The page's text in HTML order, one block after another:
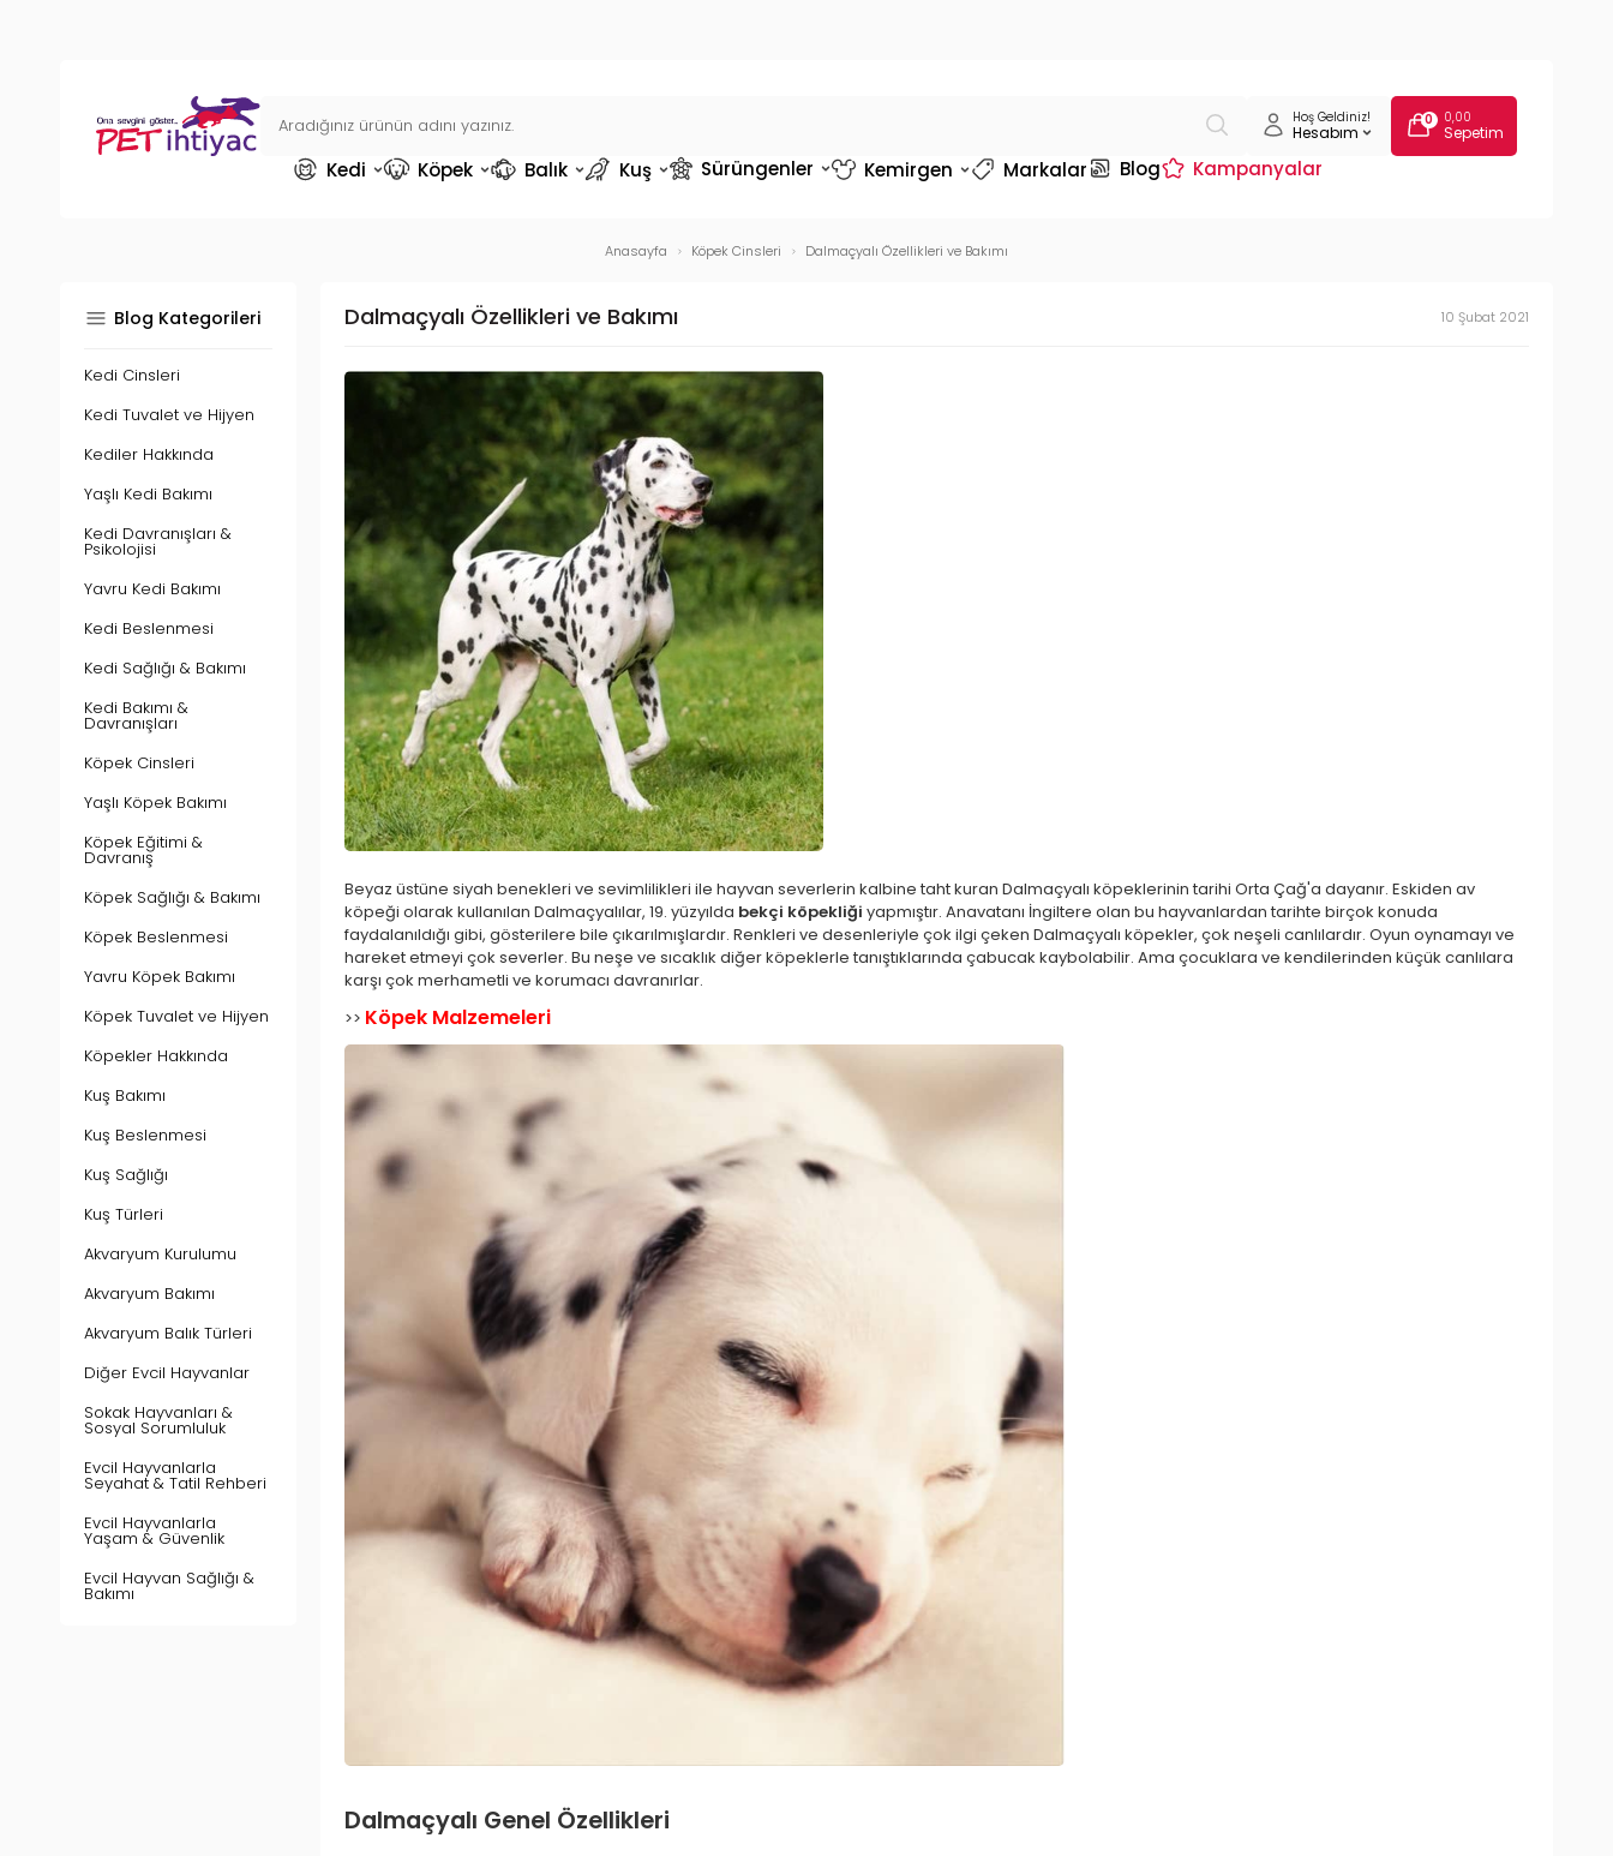
Hoş Geldiniz!
Hesabım
0 0,00
Sepetim
Kedi Köpek Balık Kuş Sürüngenler Kemirgen Markalar Blog Kampanyalar
Anasayfa Köpek Cinsleri Dalmaçyalı Özellikleri ve Bakımı
Blog Kategorileri
Kedi Cinsleri
Kedi Tuvalet ve Hijyen
Kediler Hakkında
Yaşlı Kedi Bakımı
Kedi Davranışları &
Psikolojisi
Yavru Kedi Bakımı
Kedi Beslenmesi
Kedi Sağlığı & Bakımı
Kedi Bakımı &
Davranışları
Köpek Cinsleri
Yaşlı Köpek Bakımı
Köpek Eğitimi &
Davranış
Köpek Sağlığı & Bakımı
Köpek Beslenmesi
Yavru Köpek Bakımı
Köpek Tuvalet ve Hijyen
Köpekler Hakkında
Kuş Bakımı
Kuş Beslenmesi
Kuş Sağlığı
Kuş Türleri
Akvaryum Kurulumu
Akvaryum Bakımı
Akvaryum Balık Türleri
Diğer Evcil Hayvanlar
Sokak Hayvanları &
Sosyal Sorumluluk
Evcil Hayvanlarla
Seyahat & Tatil Rehberi
Evcil Hayvanlarla
Yaşam & Güvenlik
Evcil Hayvan Sağlığı &
Bakımı
Dalmaçyalı Özellikleri ve Bakımı 10 Şubat 2021
Beyaz üstüne siyah benekleri ve sevimlilikleri ile hayvan severlerin kalbine taht kuran Dalmaçyalı köpeklerinin tarihi Orta Çağ'a dayanır. Eskiden av
köpeği olarak kullanılan Dalmaçyalılar, 19. yüzyılda bekçi köpekliği yapmıştır. Anavatanı İngiltere olan bu hayvanlardan tarihte birçok konuda
faydalanıldığı gibi, gösterilere bile çıkarılmışlardır. Renkleri ve desenleriyle çok ilgi çeken Dalmaçyalı köpekler, çok neşeli canlılardır. Oyun oynamayı ve
hareket etmeyi çok severler. Bu neşe ve sıcaklık diğer köpeklerle tanıştıklarında çabucak kaybolabilir. Ama çocuklara ve kendilerinden küçük canlılara
karşı çok merhametli ve korumacı davranırlar.
>> Köpek Malzemeleri
Dalmaçyalı Genel Özellikleri